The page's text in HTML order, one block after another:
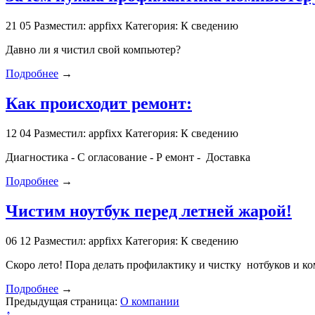
21 05 Разместил: appfixx Категория: К сведению
Давно ли я чистил свой компьютер?
Подробнее →
Как происходит ремонт:
12 04 Разместил: appfixx Категория: К сведению
Диагностика - С огласование - Р емонт - Доставка
Подробнее →
Чистим ноутбук перед летней жарой!
06 12 Разместил: appfixx Категория: К сведению
Скоро лето! Пора делать профилактику и чистку нотбуков и
Подробнее →
Предыдущая страница: О компании